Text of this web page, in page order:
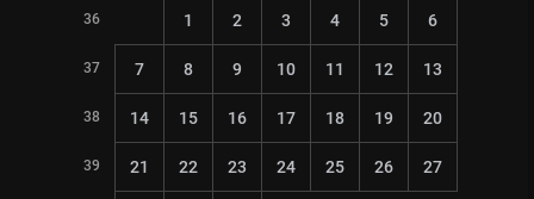
36 1 2 3 4 5 6
37 7 8 9 10 11 12 13
38 14 15 16 17 18 19 20
39 21 22 23 24 25 26 27